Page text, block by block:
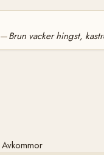
—Brun vacker hingst,
Avkommor